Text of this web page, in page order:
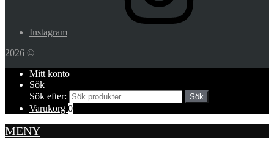
Instagram
2026 ©
Mitt konto
Sök
Sök efter:
Sök
Varukorg 0
MENY